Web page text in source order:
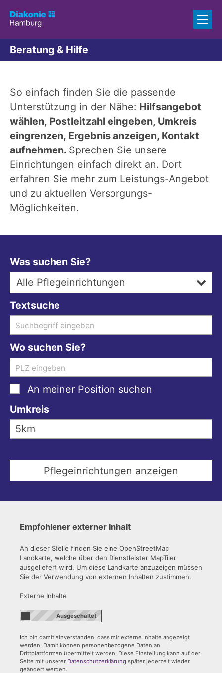
Beratung & Hilfe
So einfach finden Sie die passende
Unterstützung in der Nähe: Hilfsangebot
wählen, Postleitzahl eingeben, Umkreis
eingrenzen, Ergebnis anzeigen, Kontakt
aufnehmen. Sprechen Sie unsere
Einrichtungen einfach direkt an. Dort
erfahren Sie mehr zum Leistungs-Angebot
und zu aktuellen Versorgungs-
Möglichkeiten.
Was suchen Sie?
Alle Pflegeinrichtungen
Textsuche
Wo suchen Sie?
An meiner Position suchen
Umkreis
Empfohlener externer Inhalt
An dieser Stelle finden Sie eine OpenStreetMap
Landkarte, welche über den Dienstleister MapTiler
ausgeliefert wird. Um diese Landkarte anzuzeigen müssen
Sie der Verwendung von externen Inhalten zustimmen.
Externe Inhalte
Ich bin damit einverstanden, dass mir externe Inhalte angezeigt
werden. Damit können personenbezogene Daten an
Drittplattformen übermittelt werden. Diese Einstellung kann auf der
Seite mit unserer Datenschutzerklärung später jederzeit wieder
geändert werden.